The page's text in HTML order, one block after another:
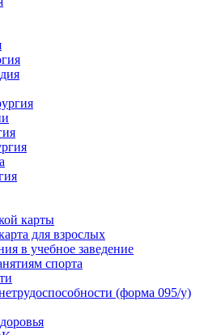
карты
для взрослых
в учебное заведение
спорта
(форма 095/у)